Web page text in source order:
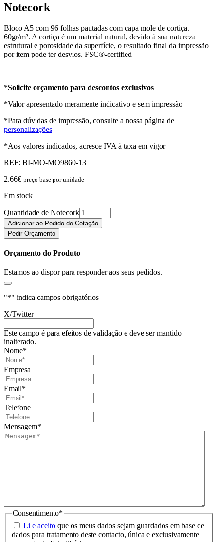
Notecork
Bloco A5 com 96 folhas pautadas com capa mole de cortiça.
60gr/m². A cortiça é um material natural, devido à sua natureza
estrutural e porosidade da superfície, o resultado final da impressão
por item pode ter desvios. FSC®-certified
*Solicite orçamento para descontos exclusivos
*Valor apresentado meramente indicativo e sem impressão
*Para dúvidas de impressão, consulte a nossa página de
personalizações
*Aos valores indicados, acresce IVA à taxa em vigor
REF: BI-MO-MO9860-13
2.66€ preço base por unidade
Em stock
Quantidade de Notecork
Adicionar ao Pedido de Cotação
Pedir Orçamento
Orçamento do Produto
Estamos ao dispor para responder aos seus pedidos.
"*" indica campos obrigatórios
X/Twitter
Este campo é para efeitos de validação e deve ser mantido
inalterado.
Nome*
Empresa
Email*
Telefone
Mensagem*
Consentimento*
Li e aceito que os meus dados sejam guardados em base de
dados para tratamento deste contacto, única e exclusivamente